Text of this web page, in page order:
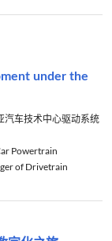
under the
汽车技术中心驱动系统
Powertrain
of Drivetrain